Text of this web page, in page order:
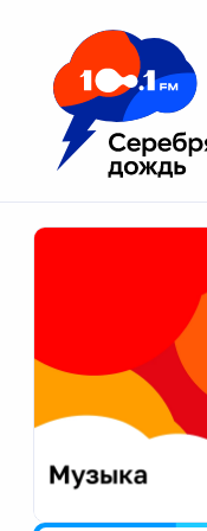
Москва 100.1 FM
Апатиты
Екатеринбург
Калининград
Калуга